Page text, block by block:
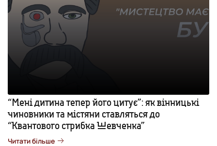
“Мені дитина тепер його цитує”: як вінницькі
чиновники та містяни ставляться до
“Квантового стрибка Шевченка”
Читати більше